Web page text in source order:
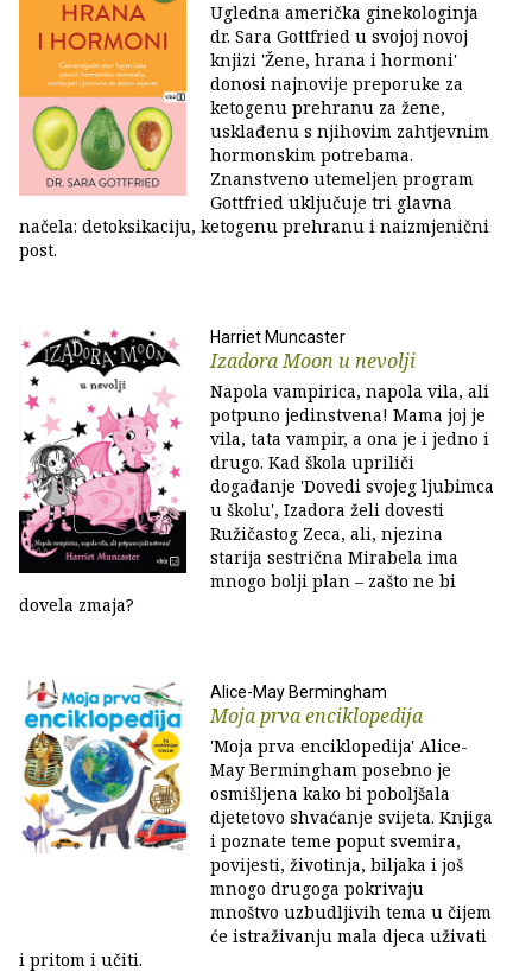
Ugledna američka ginekologinja
dr. Sara Gottfried u svojoj novoj
knjizi 'Žene, hrana i hormoni'
donosi najnovije preporuke za
ketogenu prehranu za žene,
usklađenu s njihovim zahtjevnim
hormonskim potrebama.
Znanstveno utemeljen program
Gottfried uključuje tri glavna
načela: detoksikaciju, ketogenu prehranu i naizmjenični
post.
Harriet Muncaster
Izadora Moon u nevolji
Napola vampirica, napola vila, ali
potpuno jedinstvena! Mama joj je
vila, tata vampir, a ona je i jedno i
drugo. Kad škola upriliči
događanje 'Dovedi svojeg ljubimca
u školu', Izadora želi dovesti
Ružičastog Zeca, ali, njezina
starija sestrična Mirabela ima
mnogo bolji plan – zašto ne bi
dovela zmaja?
Alice-May Bermingham
Moja prva enciklopedija
'Moja prva enciklopedija' Alice-
May Bermingham posebno je
osmišljena kako bi poboljšala
djetetovo shvaćanje svijeta. Knjiga
i poznate teme poput svemira,
povijesti, životinja, biljaka i još
mnogo drugoga pokrivaju
mnoštvo uzbudljivih tema u čijem
će istraživanju mala djeca uživati
i pritom i učiti.